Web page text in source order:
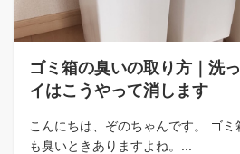
ゴミ箱の臭いの取り方｜洗
イはこうやって消します
こんにちは、ぞのちゃんです。 ゴ
も臭いときありますよね。...